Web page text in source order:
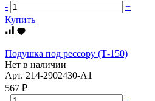
-
+
Купить
Подушка под рессору (Т-150)
Нет в наличии
Арт. 214-2902430-А1
567 ₽